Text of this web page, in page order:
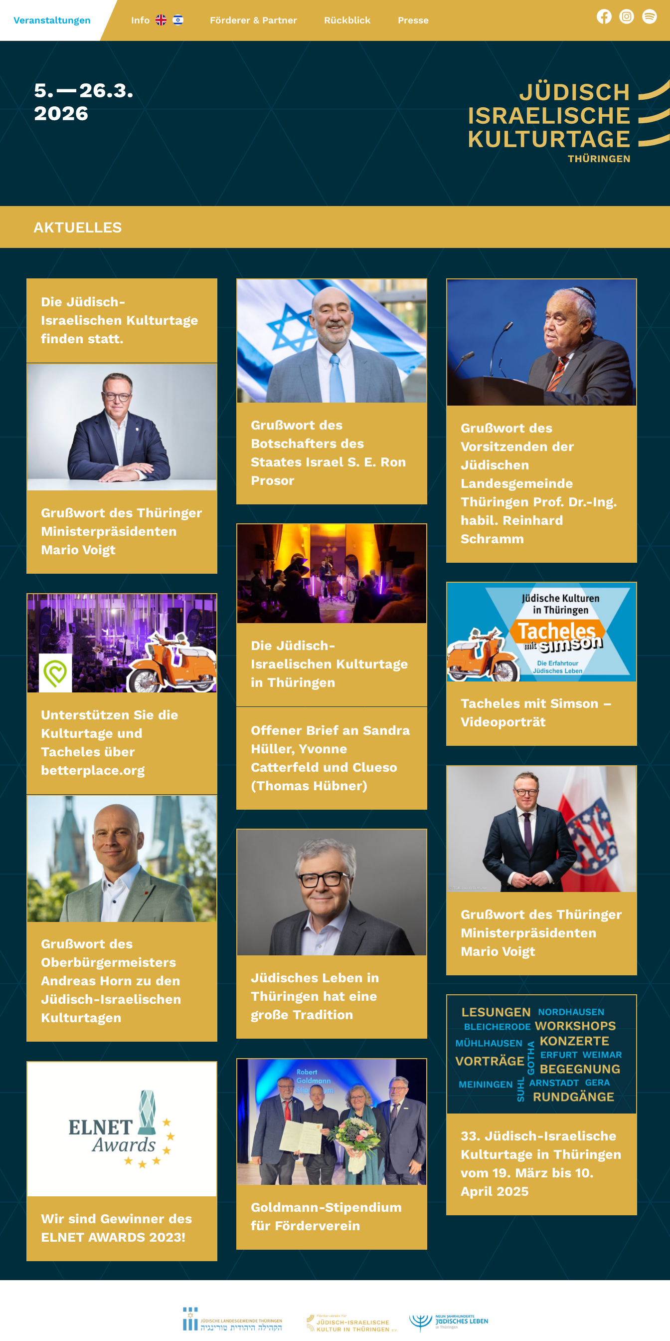
Veranstaltungen Info Förderer & Partner Rückblick Presse
AKTUELLES
Die Jüdisch-
Israelischen Kulturtage
finden statt.
Grußwort des
Botschafters des
Staates Israel S. E. Ron
Prosor
Grußwort des
Vorsitzenden der
Jüdischen
Landesgemeinde
Thüringen Prof. Dr.-Ing.
habil. Reinhard
Schramm
Grußwort des Thüringer
Ministerpräsidenten
Mario Voigt
Die Jüdisch-
Israelischen Kulturtage
in Thüringen
Tacheles mit Simson –
Videoporträt
Unterstützen Sie die
Kulturtage und
Tacheles über
betterplace.org
Offener Brief an Sandra
Hüller, Yvonne
Catterfeld und Clueso
(Thomas Hübner)
Grußwort des Thüringer
Ministerpräsidenten
Mario Voigt
Grußwort des
Oberbürgermeisters
Andreas Horn zu den
Jüdisch-Israelischen
Kulturtagen
Jüdisches Leben in
Thüringen hat eine
große Tradition
33. Jüdisch-Israelische
Kulturtage in Thüringen
vom 19. März bis 10.
April 2025
Goldmann-Stipendium
für Förderverein
Wir sind Gewinner des
ELNET AWARDS 2023!